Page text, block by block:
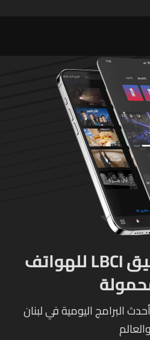
حمل الآن تطبيق LBCI للهواتف
البرامج اليومية في لبنان
والعالم